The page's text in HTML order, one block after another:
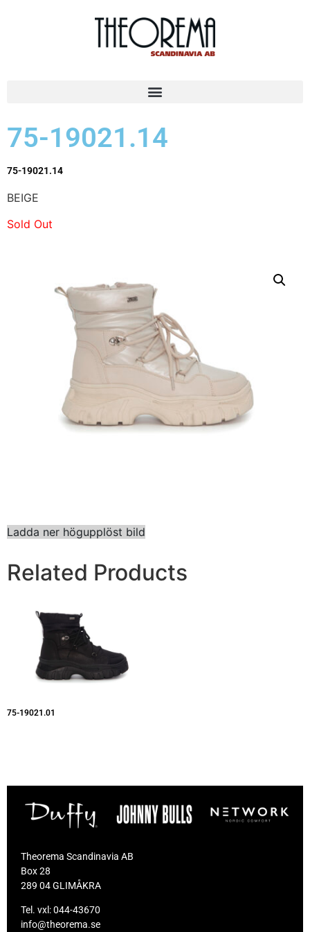
75-19021.14
75-19021.14
BEIGE
Sold Out
Ladda ner högupplöst bild
Related Products
75-19021.01
Theorema Scandinavia AB
Box 28
289 04 GLIMÅKRA
Tel. vxl:044-43670
info@theorema.se